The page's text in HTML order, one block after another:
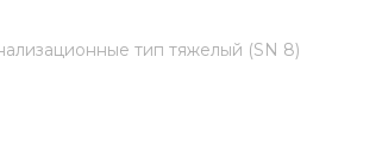
тип тяжелый (SN 8)